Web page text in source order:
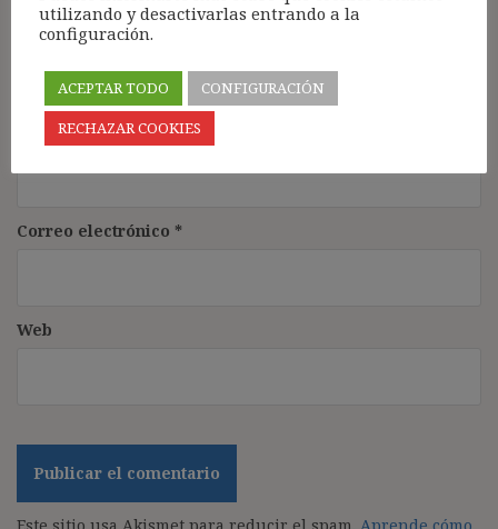
Nombre*
Correo electrónico *
Web
Este sitio usa Akismet para reducir el spam. Aprende cómo
utilizando y desactivarlas entrando a la
configuración.
ACEPTAR TODO
CONFIGURACIÓN
RECHAZAR COOKIES